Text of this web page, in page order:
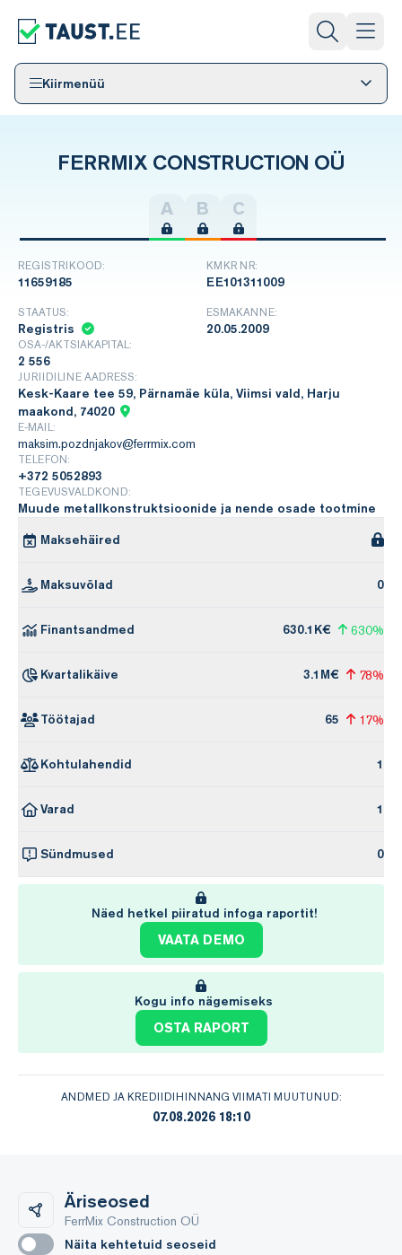
Kiirmenüü
FERRMIX CONSTRUCTION OÜ
A B C
REGISTRIKOOD:
11659185
KMKR NR:
EE101311009
STAATUS:
Registris
ESMAKANNE:
20.05.2009
OSA-/AKTSIAKAPITAL:
2 556
JURIIDILINE AADRESS:
Kesk-Kaare tee 59, Pärnamäe küla, Viimsi vald, Harju
maakond, 74020
E-MAIL:
maksim.pozdnjakov@ferrmix.com
TELEFON:
+372 5052893
TEGEVUSVALDKOND:
Muude metallkonstruktsioonide ja nende osade tootmine
Maksehäired
Maksuvõlad 0
Finantsandmed 630.1K€ 630%
Kvartalikäive 3.1M€ 78%
Töötajad 65 17%
Kohtulahendid 1
Varad 1
Sündmused 0
Näed hetkel piiratud infoga raportit!
VAATA DEMO
Kogu info nägemiseks
OSTA RAPORT
ANDMED JA KREDIIDIHINNANG VIIMATI MUUTUNUD:
07.08.2026 18:10
Äriseosed
FerrMix Construction OÜ
Näita kehtetuid seoseid